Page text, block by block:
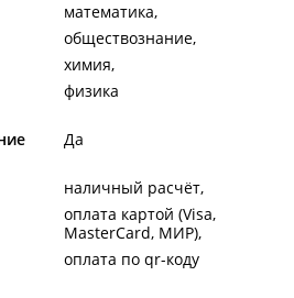
математика
обществознание
химия
физика
Да
наличный расчёт
оплата картой (Visa,
MasterCard, МИР)
оплата по qr-коду